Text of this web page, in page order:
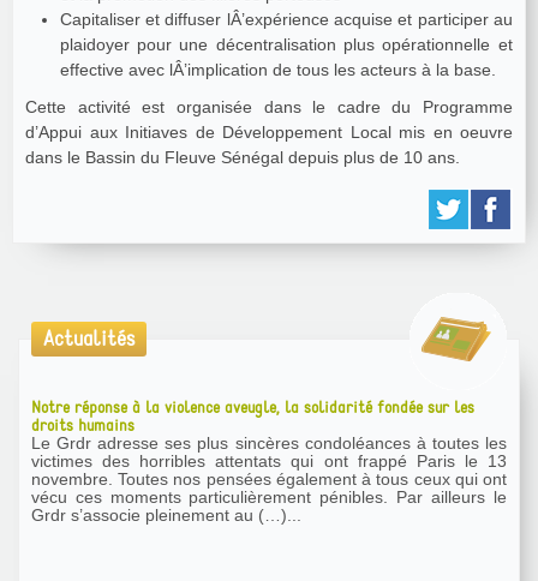
Capitaliser et diffuser lÂ’expérience acquise et participer au
plaidoyer pour une décentralisation plus opérationnelle et
effective avec lÂ’implication de tous les acteurs à la base.
Cette activité est organisée dans le cadre du Programme
d’Appui aux Initiaves de Développement Local mis en oeuvre
dans le Bassin du Fleuve Sénégal depuis plus de 10 ans.
Actualités
Notre réponse à la violence aveugle, la solidarité fondée sur les
droits humains
Le Grdr adresse ses plus sincères condoléances à toutes les
victimes des horribles attentats qui ont frappé Paris le 13
novembre. Toutes nos pensées également à tous ceux qui ont
vécu ces moments particulièrement pénibles. Par ailleurs le
Grdr s’associe pleinement au (…)...